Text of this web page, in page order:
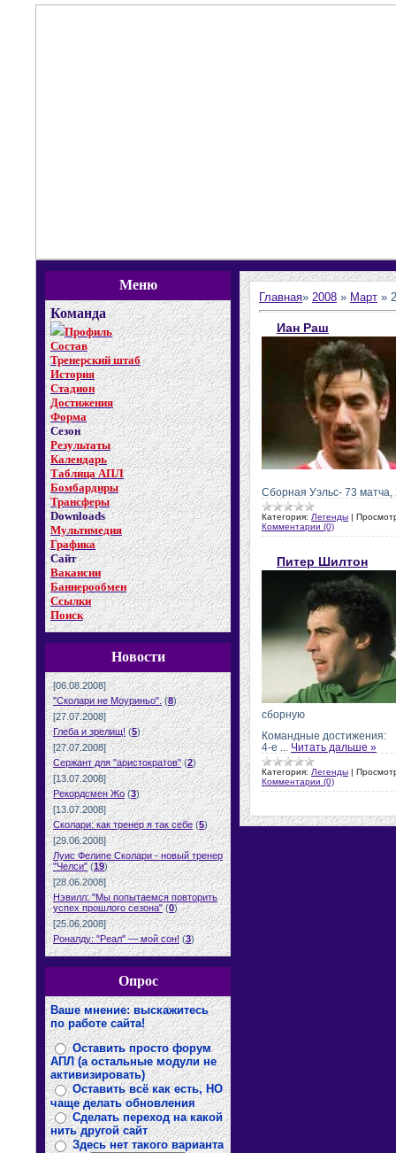
Меню
Команда
Профиль
Состав
Тренерский штаб
История
Стадион
Достижения
Форма
Сезон
Результаты
Календарь
Таблица АПЛ
Бомбардиры
Трансферы
Downloads
Мультимедия
Графика
Сайт
Вакансии
Баннерообмен
Ссылки
Поиск
Новости
[06.08.2008]
"Сколари не Моуриньо". (8)
[27.07.2008]
Глеба и зрелищ! (5)
[27.07.2008]
Сержант для "аристократов" (2)
[13.07.2008]
Рекордсмен Жо (3)
[13.07.2008]
Сколари: как тренер я так себе (5)
[29.06.2008]
Луис Фелипе Сколари - новый тренер
"Челси" (19)
[28.06.2008]
Нэвилл: "Мы попытаемся повторить
успех прошлого сезона" (0)
[25.06.2008]
Роналду: "Реал" — мой сон! (3)
Опрос
Ваше мнение: выскажитесь
по работе сайта!
Оставить просто форум
АПЛ (а остальные модули не
активизировать)
Оставить всё как есть, НО
чаще делать обновления
Сделать переход на какой
нить другой сайт
Здесь нет такого варианта
Главная» 2008 » Март »
Иан Раш
Сборная Уэльс- 73 матча,
Категория: Легенды |
Комментарии (0)
Питер Шилтон
сборную
Командные достижения:
4-е
Читать дальше »
Категория: Легенды |
Комментарии (0)